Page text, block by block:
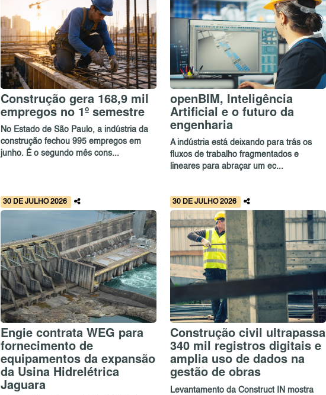
Construção gera 168,9 mil
empregos no 1º semestre
No Estado de São Paulo, a indústria da
construção fechou 995 empregos em
junho. É o segundo mês cons...
openBIM, Inteligência
Artificial e o futuro da
engenharia
A indústria está deixando para trás os
fluxos de trabalho fragmentados e
lineares para abraçar um ec...
30 DE JULHO 2026
Engie contrata WEG para
fornecimento de
equipamentos da expansão
da Usina Hidrelétrica
Jaguara
30 DE JULHO 2026
Construção civil ultrapassa
340 mil registros digitais e
amplia uso de dados na
gestão de obras
Levantamento da Construct IN mostra